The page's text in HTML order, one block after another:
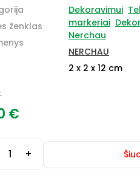
ženklas
Dekoravimui
markeriai
Nerchau
NERCHAU
2 x 2 x 12 cm
€
+